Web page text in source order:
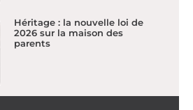
Héritage : la nouvelle loi de
2026 sur la maison des
parents